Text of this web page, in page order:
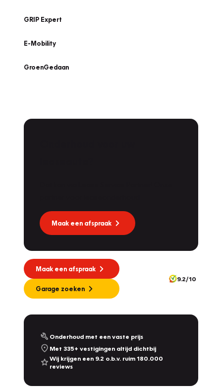
GRIP Expert
E-Mobility
GroenGedaan
Maak een afspraak
Maak een afspraak
Garage zoeken
9.2/10
Onderhoud met een vaste prijs
Met 335+ vestigingen altijd dichtbij
Wij krijgen een 9.2 o.b.v. ruim 180.000
reviews